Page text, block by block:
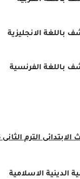
باللغة الانجليزية
باللغة الفرنسية
الترم الثانى 2026
الدينية الاسلامية